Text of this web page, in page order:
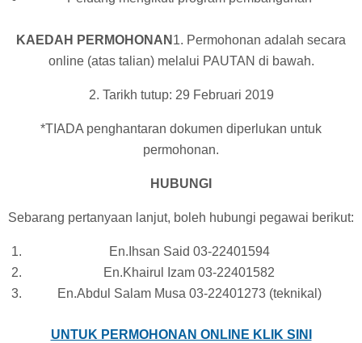
KAEDAH PERMOHONAN 1. Permohonan adalah secara
online (atas talian) melalui PAUTAN di bawah.
2. Tarikh tutup: 29 Februari 2019
*TIADA penghantaran dokumen diperlukan untuk
permohonan.
HUBUNGI
Sebarang pertanyaan lanjut, boleh hubungi pegawai berikut:
En.Ihsan Said 03-22401594
En.Khairul Izam 03-22401582
En.Abdul Salam Musa 03-22401273 (teknikal)
UNTUK PERMOHONAN ONLINE KLIK SINI